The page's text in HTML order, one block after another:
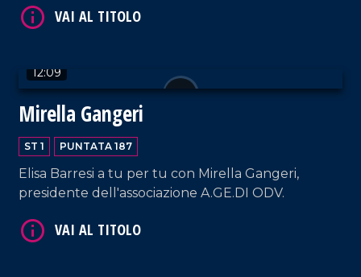
12:09
Mirella Gangeri
ST 1 PUNTATA 187
Elisa Barresi a tu per tu con Mirella Gangeri,
presidente dell'associazione A.GE.DI ODV.
VAI AL TITOLO
VAI AL TITOLO